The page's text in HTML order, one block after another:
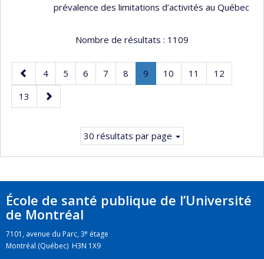
prévalence des limitations d’activités au Québec
Nombre de résultats : 1109
Page
précédente
Page
4 Page
5 Page
6 Page
7 Page
8 Page
9
Page
Page
10 Page
11 Page
12
Page
13
Page
suivante
30 résultats par page
École de santé publique de l’Université
de Montréal
7101, avenue du Parc, 3e étage
Montréal (Québec) H3N 1X9